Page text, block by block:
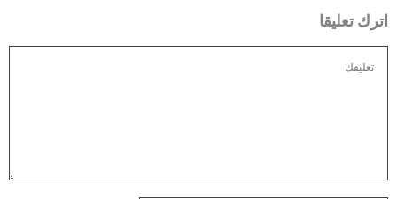
اترك تعليقا